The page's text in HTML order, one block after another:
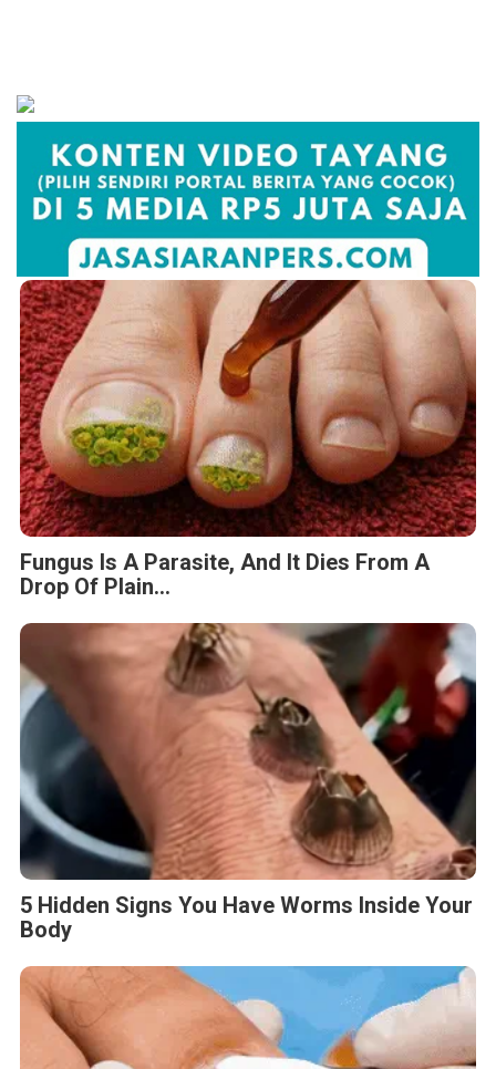
Fungus Is A Parasite, And It Dies From A
Drop Of Plain...
5 Hidden Signs You Have Worms Inside Your
Body